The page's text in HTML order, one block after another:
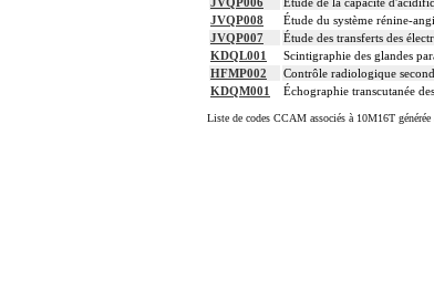
JVQP008
Étude du système rénine-
JVQP007
Étude des transferts des
KDQL001
Scintigraphie des glandes
HFMP002
Contrôle radiologique
KDQM001
Échographie transcutanée
Liste de codes CCAM associés à 10M16T